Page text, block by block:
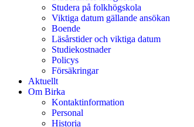
Studera på folkhögskola
Viktiga datum gällande ansökan
Boende
Läsårstider och viktiga datum
Studiekostnader
Policys
Försäkringar
Aktuellt
Om Birka
Kontaktinformation
Personal
Historia